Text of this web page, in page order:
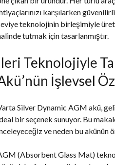
karşılarken
teknolojinin birleşimiyle
tutmak için tasarlanmıştır.
Teknolojiyle
İşlevsel
Silver Dynamic AGM akü,
bir seçenek sunuyor. Bu
ve neden bu akünün
(Absorbent Glass Mat)